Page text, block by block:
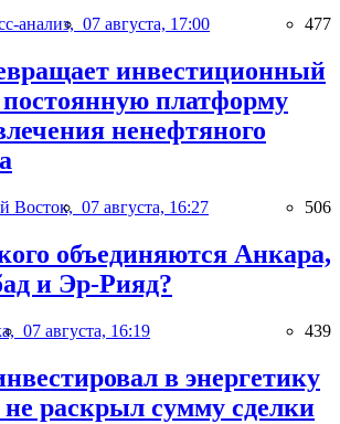
анализ, 07 августа, 17:00 477
инвестиционный
платформу
ненефтяного
Восток, 07 августа, 16:27 506
объединяются Анкара,
и Эр-Рияд?
07 августа, 16:19 439
в энергетику
раскрыл сумму сделки